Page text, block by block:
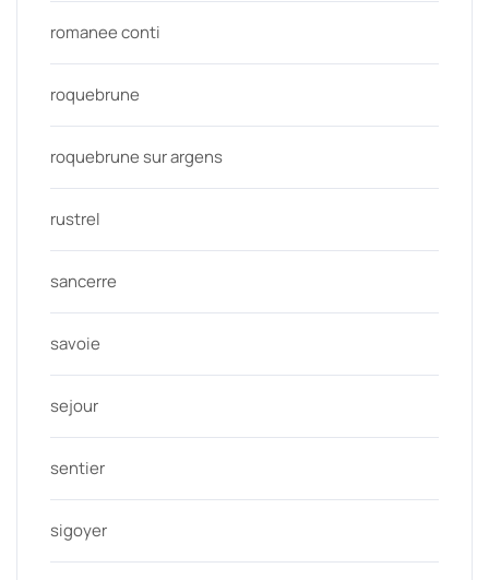
romanee conti
roquebrune
roquebrune sur argens
rustrel
sancerre
savoie
sejour
sentier
sigoyer